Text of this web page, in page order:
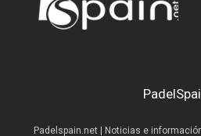
Padelspain.net | Noticias e